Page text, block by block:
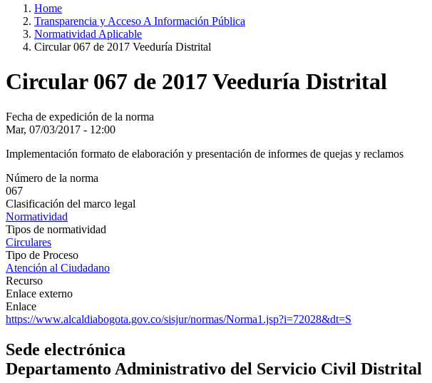
Home
Transparencia y Acceso A Información Pública
Normatividad Aplicable
Circular 067 de 2017 Veeduría Distrital
Circular 067 de 2017 Veeduría Distrital
Fecha de expedición de la norma
Mar, 07/03/2017 - 12:00
Implementación formato de elaboración y presentación de informes de quejas y reclamos
Número de la norma
067
Clasificación del marco legal
Normatividad
Tipos de normatividad
Circulares
Tipo de Proceso
Atención al Ciudadano
Recurso
Enlace externo
Enlace
https://www.alcaldiabogota.gov.co/sisjur/normas/Norma1.jsp?i=72028&dt=S
Sede electrónica
Departamento Administrativo del Servicio Civil Distrital